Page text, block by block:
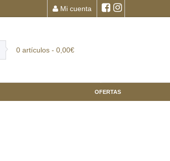
Mi cuenta
0 artículos - 0,00€
OFERTAS